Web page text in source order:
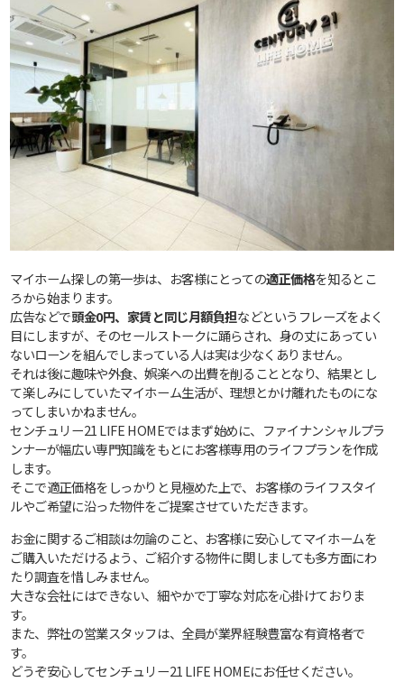
マイホーム探しの第一歩は、お客様にとっての適正価格を知るとこ
ろから始まります。
広告などで頭金0円、家賃と同じ月額負担などというフレーズをよく
目にしますが、そのセールストークに踊らされ、身の丈にあってい
ないローンを組んでしまっている人は実は少なくありません。
それは後に趣味や外食、娯楽への出費を削ることとなり、結果とし
て楽しみにしていたマイホーム生活が、理想とかけ離れたものにな
ってしまいかねません。
センチュリー21 LIFE HOMEではまず始めに、ファイナンシャルプラ
ンナーが幅広い専門知識をもとにお客様専用のライフプランを作成
します。
そこで適正価格をしっかりと見極めた上で、お客様のライフスタイ
ルやご希望に沿った物件をご提案させていただきます。
お金に関するご相談は勿論のこと、お客様に安心してマイホームを
ご購入いただけるよう、ご紹介する物件に関しましても多方面にわ
たり調査を惜しみません。
大きな会社にはできない、細やかで丁寧な対応を心掛けておりま
す。
また、弊社の営業スタッフは、全員が業界経験豊富な有資格者で
す。
どうぞ安心してセンチュリー21 LIFE HOMEにお任せください。